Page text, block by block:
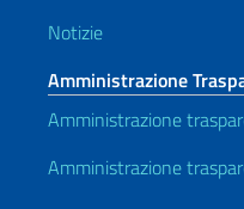
Notizie
Amministrazione
Amministrazione
Amministrazione